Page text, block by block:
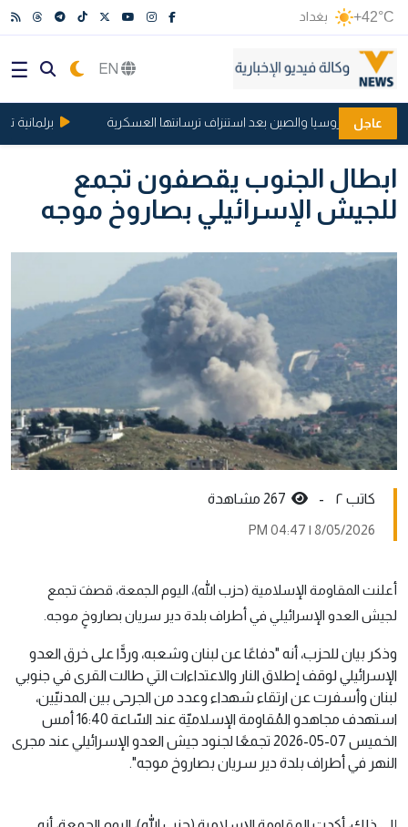
+42°C بغداد
عاجل
روسيا والصين بعد استنزاف ترسانتها العسكرية برلمانية
ابطال الجنوب يقصفون تجمع
للجيش الإسرائيلي بصاروخ موجه
کاتب ٢ -
8/05/2026 | 04:47 PM
أعلنت المقاومة الإسلامية (حزب الله)، اليوم الجمعة، قصفَ تجمع
لجيش العدو الإسرائيلي في أطراف بلدة دير سريان بصاروخٍ موجه.
وذكر بيان للحزب، أنه "دفاعًا عن لبنان وشعبه، وردًّا على خرق العدو
الإسرائيلي لوقف إطلاق النار والاعتداءات التي طالت القرى في جنوبي
لبنان وأسفرت عن ارتقاء شهداء وعدد من الجرحى بين المدنيّين،
استهدف مجاهدو المُقاومة الإسلاميّة عند السّاعة 16:40 أمس
الخميس 07-05-2026 تجمعًا لجنود جيش العدو الإسرائيلي عند مجرى
النهر في أطراف بلدة دير سريان بصاروخ موجه".